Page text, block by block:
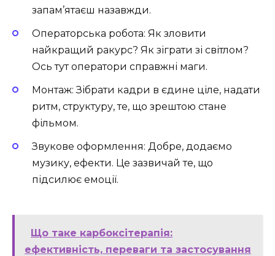
запам’ятаєш назавжди.
Операторська робота: Як зловити
найкращий ракурс? Як зіграти зі світлом?
Ось тут оператори справжні маги.
Монтаж: Зібрати кадри в єдине ціле, надати
ритм, структуру, те, що зрештою стане
фільмом.
Звукове оформлення: Добре, додаємо
музику, ефекти. Це зазвичай те, що
підсилює емоції.
Що таке карбоксітерапія:
ефективність, переваги та застосування